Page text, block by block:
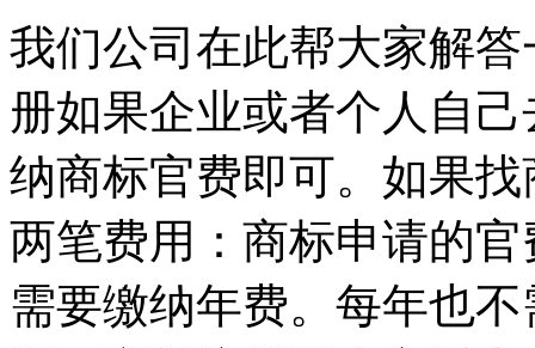
我们公司在此帮大家解
册如果企业或者个人自
纳商标官费即可。如果
两笔费用：商标申请的
需要缴纳年费。每年也